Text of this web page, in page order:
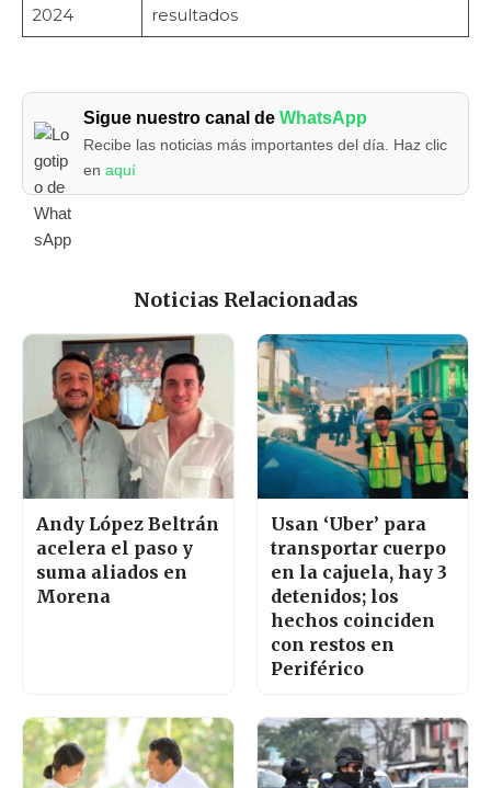
2024
resultados
Sigue nuestro canal deWhatsApp
Recibe las noticias más importantes del día. Haz clic
enaquí
Noticias Relacionadas
Andy López Beltrán
acelera el paso y
suma aliados en
Morena
Usan ‘Uber’ para
transportar cuerpo
en la cajuela, hay 3
detenidos; los
hechos coinciden
con restos en
Periférico